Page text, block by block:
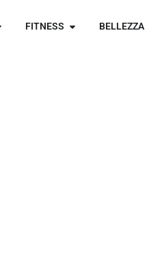
FITNESS BELLEZZA